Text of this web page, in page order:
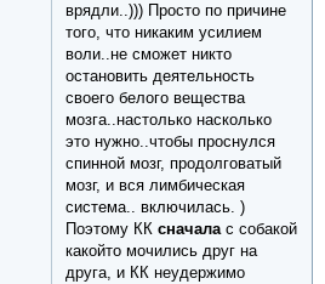
врядли..))) Просто по причине
того, что никаким усилием
воли..не сможет никто
остановить деятельность
своего белого вещества
мозга..настолько насколько
это нужно..чтобы проснулся
спинной мозг, продолговатый
мозг, и вся лимбическая
система.. включилась. )
Поэтому КК сначалас собакой
какойто мочились друг на
друга, и КК неудержимо